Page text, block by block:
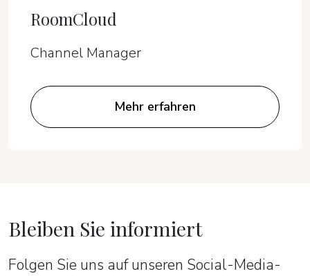
RoomCloud
Channel Manager
Mehr erfahren
Bleiben Sie informiert
Folgen Sie uns auf unseren Social-Media-